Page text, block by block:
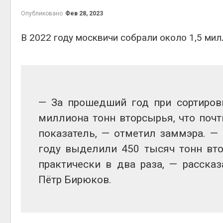
Опубликовано Фев 28, 2023
В 2022 году москвичи собрали около 1,5
— За прошедший год при
миллиона тонн вторсырья, что
показатель, — отметил заммэра.
году выделили 450 тысяч тонн
практически в два раза, —
Пётр Бирюков.
Авг 6,